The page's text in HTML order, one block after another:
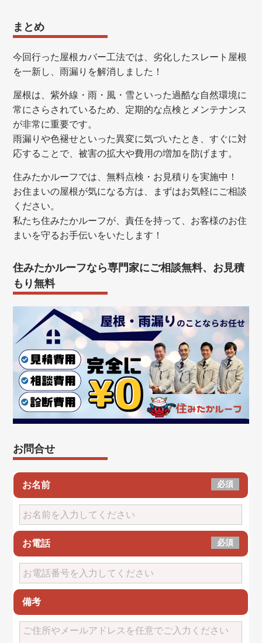
まとめ
今回行った屋根カバー工法では、劣化したスレート屋根
を一新し、雨漏りを解消しました！
屋根は、紫外線・雨・風・雪といった過酷な自然環境に
常にさらされているため、定期的な点検とメンテナンス
が非常に重要です。
雨漏りや色褪せといった異変に気づいたとき、すぐに対
応することで、被害の拡大や費用の増加を防げます。
住みたかルーフでは、無料点検・お見積りを実施中！
お住まいの屋根が気になる方は、まずはお気軽にご相談
ください。
私たち住みたかルーフが、責任を持って、お客様のお住
まいを守るお手伝いをいたします！
住みたかルーフなら専門家にご相談無料、お見積
もり無料
お問合せ
お名前 必須
お電話 必須
備考